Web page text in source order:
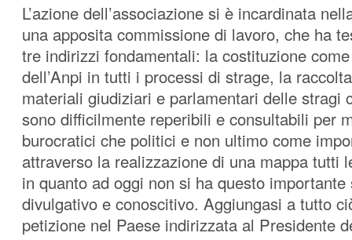
L’azione dell’associazione si è incardinata
una apposita commissione di lavoro, che ha
tre indirizzi fondamentali: la costituzione
dell’Anpi in tutti i processi di strage, la
materiali giudiziari e parlamentari delle stragi
sono difficilmente reperibili e consultabili per
burocratici che politici e non ultimo come
attraverso la realizzazione di una mappa tutti
in quanto ad oggi non si ha questo importante
divulgativo e conoscitivo. Aggiungasi a tutto
petizione nel Paese indirizzata al Presidente